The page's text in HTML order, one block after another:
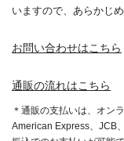
いますので、あらかじ
お問い合わせはこちら
通販の流れはこちら
＊通販の支払いは、オン
American Express、JCB